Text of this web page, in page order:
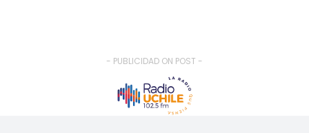
- PUBLICIDAD ON POST -